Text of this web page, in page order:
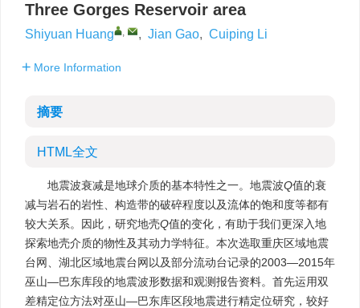
Three Gorges Reservoir area
Shiyuan Huang , , Jian Gao, Cuiping Li
More Information
摘要
HTML全文
地震波衰减是地球介质的基本特性之一。地震波Q值的衰
减与岩石的岩性、构造带的破碎程度以及流体的饱和度等都有
较大关系。因此，研究地壳Q值的变化，有助于我们更深入地
探索地壳介质的物性及其动力学特征。本次选取重庆区域地震
台网、湖北区域地震台网以及部分流动台记录的2003—2015年
巫山—巴东库段的地震波形数据和观测报告资料。首先运用双
差精定位方法对巫山—巴东库区段地震进行精定位研究，较好